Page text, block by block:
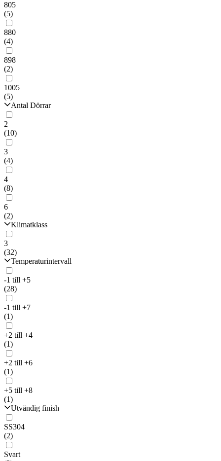
805
(5)
880
(4)
898
(2)
1005
(5)
Antal Dörrar
2
(10)
3
(4)
4
(8)
6
(2)
Klimatklass
3
(32)
Temperaturintervall
-1 till +5
(28)
-1 till +7
(1)
+2 till +4
(1)
+2 till +6
(1)
+5 till +8
(1)
Utvändig finish
SS304
(2)
Svart